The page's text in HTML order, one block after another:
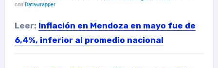
Leer: Inflación en Mendoza en mayo fue de
6,4%, inferior al promedio nacional